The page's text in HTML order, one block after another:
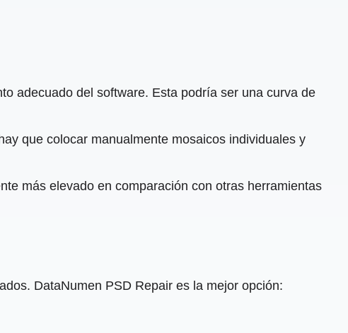
adecuado del software. Esta podría ser una curva de
que colocar manualmente mosaicos individuales y
más elevado en comparación con otras herramientas
DataNumen PSD Repair es la mejor opción: